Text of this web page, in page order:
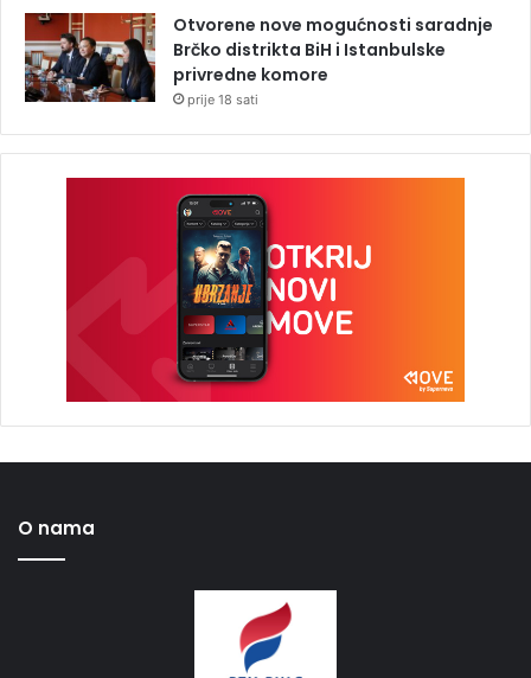
Otvorene nove mogućnosti saradnje
Brčko distrikta BiH i Istanbulske
privredne komore
prije 18 sati
O nama